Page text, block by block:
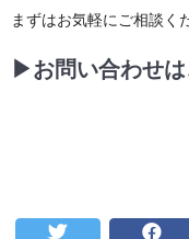
まずはお気軽にご相談く
▶お問い合わせは